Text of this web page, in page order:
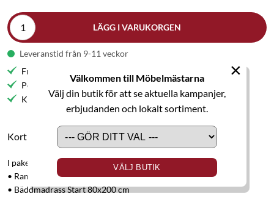
Välkommen till Möbelmästarna
Välj din butik för att se aktuella kampanjer,
erbjudanden och lokalt sortiment.
VÄLJ BUTIK
×
LÄGG I VARUKORGEN
Leveranstid från 9-11 veckor
Fri frakt till butik
Personlig service
Kvalitetsmöbler
Kort produktbeskrivning
I paketet ingår:
• Ramsäng Hilding Family Start 80x200 cm
• Bäddmadrass Start 80x200 cm